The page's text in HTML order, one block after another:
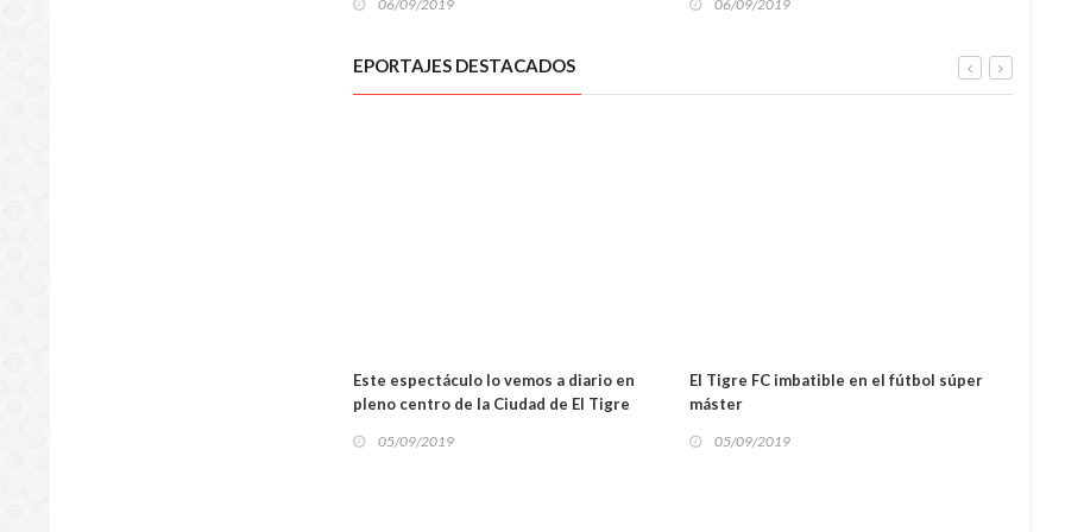
06/09/2019 06/09/2019
EPORTAJES DESTACADOS
Este espectáculo lo vemos a diario en
pleno centro de la Ciudad de El Tigre
05/09/2019
El Tigre FC imbatible en el fútbol súper
máster
05/09/2019